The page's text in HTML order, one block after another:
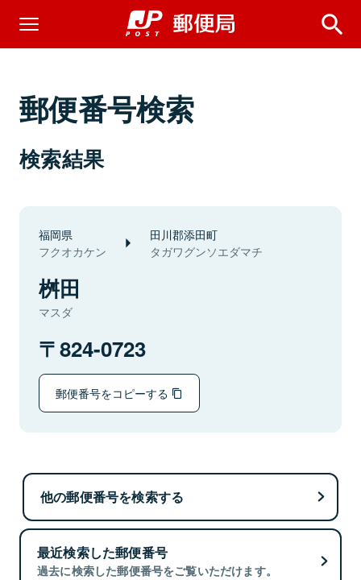
郵便番号検索
検索結果
福岡県
フクオカケン
田川郡添田町
タガワグンソエダマチ
桝田
マスダ
824-0723
郵便番号をコピーする
他の郵便番号を検索する
最近検索した郵便番号
過去に検索した郵便番号をご覧いただけます。